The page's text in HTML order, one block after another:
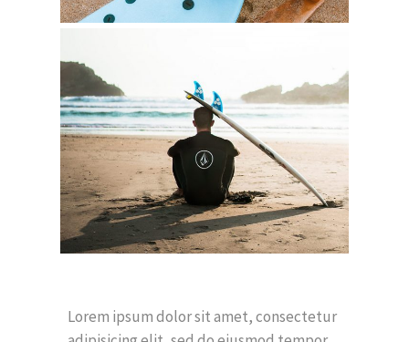
Lorem ipsum dolor sit amet, consectetur